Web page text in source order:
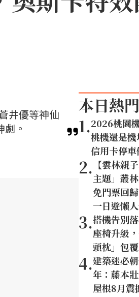
井優等神仙
。
本日熱門
1.2026桃園
桃機還是
信用卡停車
2. 【雲林親
主題」叢
免門票回
一日遊懶
3.搭機告別
座椅升級
頭枕」包
4.建築迷必
年：藤本
屋根8月震